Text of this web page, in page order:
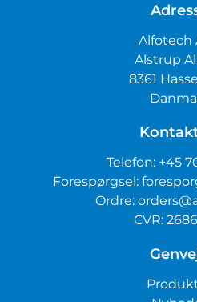
Alfotech
Alstrup
8361
Telefon: +45
Forespørgsel:
Ordre:
CVR: